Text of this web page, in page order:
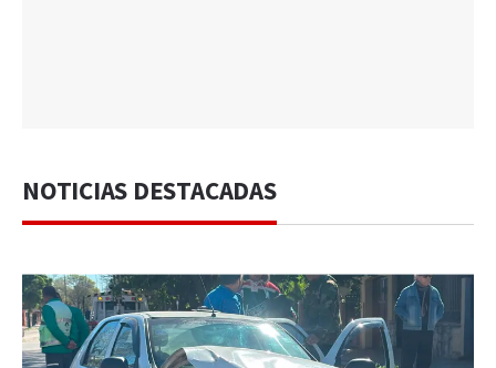
NOTICIAS DESTACADAS